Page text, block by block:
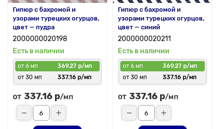
Гипюр с бахромой и
узорами турецких огурцов,
цвет — пудра
2000000020198
Есть в наличии
от 6 мп
369.27 р/мп
от 30 мп
337.16 р/мп
от 337.16 р/мп
Гипюр с бахромой и
узорами турецких огурцов,
цвет — синий
2000000020211
Есть в наличии
от 6 мп
369.27 р/мп
от 30 мп
337.16 р/мп
от 337.16 р/мп